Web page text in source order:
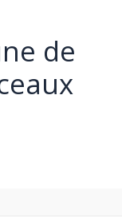
de